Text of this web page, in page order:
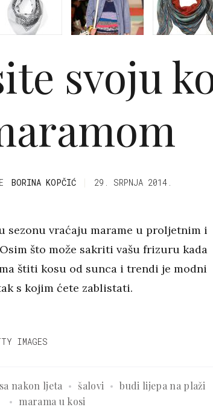
svoju
BORINA KOPČIĆ 29. SRPNJA 2014.
sezonu vraćaju marame u proljetnim i
što može sakriti vašu frizuru kada
štiti kosu od sunca i trendi je modni
s kojim ćete zablistati.
IMAGES
nakon ljeta šalovi
budi lijepa na plaži
marama u kosi